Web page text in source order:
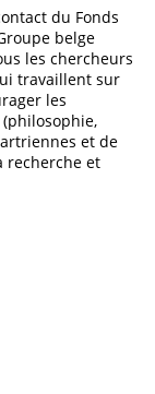
du Fonds
belge
les chercheurs
travaillent sur
les
et de
recherche et